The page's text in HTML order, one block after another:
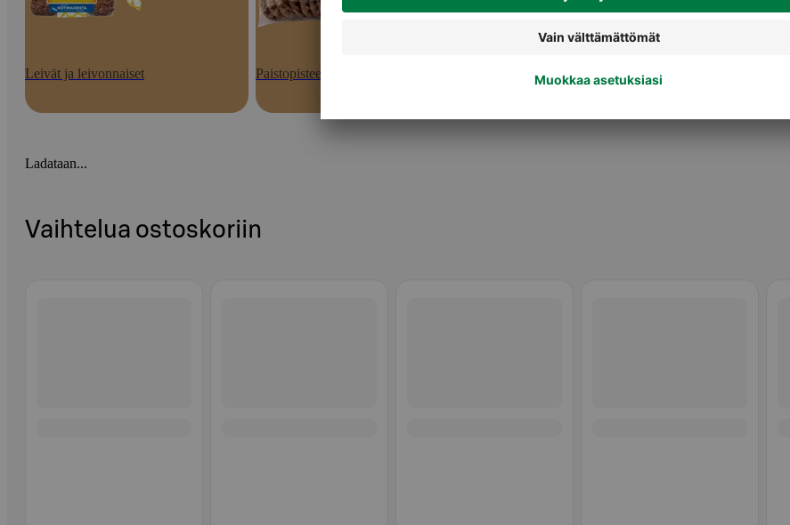
Leivät ja leivonnaiset Paistopisteen tuotteet Vaaleat leivät
Ladataan...
Vaihtelua ostoskoriin